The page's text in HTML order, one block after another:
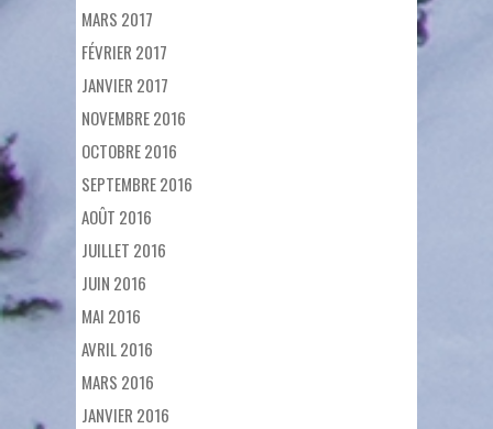
MARS 2017
FÉVRIER 2017
JANVIER 2017
NOVEMBRE 2016
OCTOBRE 2016
SEPTEMBRE 2016
AOÛT 2016
JUILLET 2016
JUIN 2016
MAI 2016
AVRIL 2016
MARS 2016
JANVIER 2016